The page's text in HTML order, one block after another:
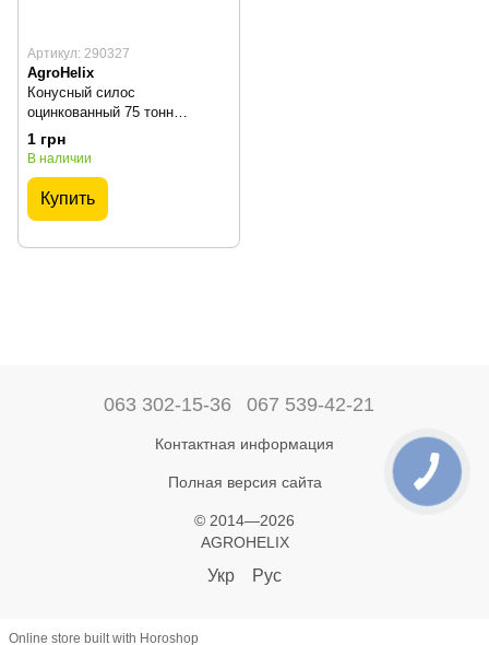
Артикул: 290327
AgroHelix
Конусный силос
оцинкованный 75 тонн
AHROHELIX
1 грн
В наличии
Купить
063 302-15-36 067 539-42-21
Контактная информация
Полная версия сайта
© 2014—2026
AGROHELIX
Укр Рус
Online store built with Horoshop